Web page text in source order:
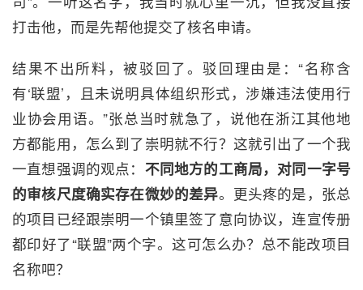
打击他，而是先帮他提交了核名申请。
结果不出所料，被驳回了。驳回理由是：“名称含
有‘联盟’，且未说明具体组织形式，涉嫌违法使用行
业协会用语。”张总当时就急了，说他在浙江其他地
方都能用，怎么到了崇明就不行？这就引出了一个我
一直想强调的观点： 不同地方的工商局，对同一字号
的审核尺度确实存在微妙的差异。更头疼的是，张总
的项目已经跟崇明一个镇里签了意向协议，连宣传册
都印好了“联盟”两个字。这可怎么办？总不能改项目
名称吧？